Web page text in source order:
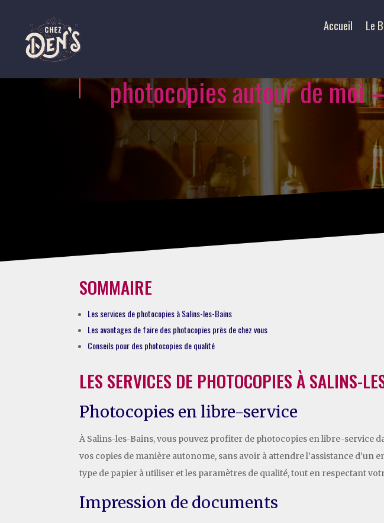
Accueil Le
photocopies autour de moi
SOMMAIRE
Les services de photocopies à Salins-les-Bains
Les avantages de faire des photocopies près de chez vous
Conseils pour des photocopies de qualité
LES SERVICES DE PHOTOCOPIES À SALINS-
Photocopies en libre-service
À Salins-les-Bains, vous pouvez profiter de photocopies en libre-service
vos copies de manière autonome, sans avoir à attendre l’assistance d’un
type de papier à utiliser et les paramètres de qualité, tout en respectant
Impression de documents